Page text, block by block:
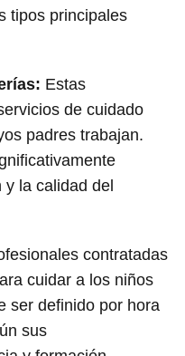
tipos principales
: Estas
de cuidado
padres trabajan.
y la calidad del
contratadas
cuidar a los niños
ser definido por hora
sus